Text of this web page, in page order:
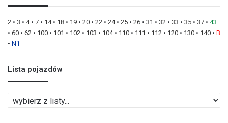
2 • 3 • 4• 7 • 14• 18 • 19 • 20 • 22 • 24• 25 • 26 • 31 • 32 • 33 • 35 • 37 • 43
• 60 • 62 • 100 • 101 • 102 • 103 • 104• 110 • 111 • 112 • 120 • 130 • 140 • B
• N1
Lista pojazdów
i